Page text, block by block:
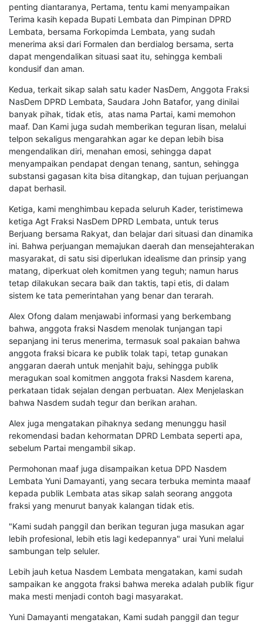
penting diantaranya, Pertama, tentu kami menyampaikan
Terima kasih kepada Bupati Lembata dan Pimpinan DPRD
Lembata, bersama Forkopimda Lembata, yang sudah
menerima aksi dari Formalen dan berdialog bersama, serta
dapat mengendalikan situasi saat itu, sehingga kembali
kondusif dan aman.
Kedua, terkait sikap salah satu kader NasDem, Anggota Fraksi
NasDem DPRD Lembata, Saudara John Batafor, yang dinilai
banyak pihak, tidak etis, atas nama Partai, kami memohon
maaf. Dan Kami juga sudah memberikan teguran lisan, melalui
telpon sekaligus mengarahkan agar ke depan lebih bisa
mengendalikan diri, menahan emosi, sehingga dapat
menyampaikan pendapat dengan tenang, santun, sehingga
substansi gagasan kita bisa ditangkap, dan tujuan perjuangan
dapat berhasil.
Ketiga, kami menghimbau kepada seluruh Kader, teristimewa
ketiga Agt Fraksi NasDem DPRD Lembata, untuk terus
Berjuang bersama Rakyat, dan belajar dari situasi dan dinamika
ini. Bahwa perjuangan memajukan daerah dan mensejahterakan
masyarakat, di satu sisi diperlukan idealisme dan prinsip yang
matang, diperkuat oleh komitmen yang teguh; namun harus
tetap dilakukan secara baik dan taktis, tapi etis, di dalam
sistem ke tata pemerintahan yang benar dan terarah.
Alex Ofong dalam menjawabi informasi yang berkembang
bahwa, anggota fraksi Nasdem menolak tunjangan tapi
sepanjang ini terus menerima, termasuk soal pakaian bahwa
anggota fraksi bicara ke publik tolak tapi, tetap gunakan
anggaran daerah untuk menjahit baju, sehingga publik
meragukan soal komitmen anggota fraksi Nasdem karena,
perkataan tidak sejalan dengan perbuatan. Alex Menjelaskan
bahwa Nasdem sudah tegur dan berikan arahan.
Alex juga mengatakan pihaknya sedang menunggu hasil
rekomendasi badan kehormatan DPRD Lembata seperti apa,
sebelum Partai mengambil sikap.
Permohonan maaf juga disampaikan ketua DPD Nasdem
Lembata Yuni Damayanti, yang secara terbuka meminta maaaf
kepada publik Lembata atas sikap salah seorang anggota
fraksi yang menurut banyak kalangan tidak etis.
"Kami sudah panggil dan berikan teguran juga masukan agar
lebih profesional, lebih etis lagi kedepannya" urai Yuni melalui
sambungan telp seluler.
Lebih jauh ketua Nasdem Lembata mengatakan, kami sudah
sampaikan ke anggota fraksi bahwa mereka adalah publik figur
maka mesti menjadi contoh bagi masyarakat.
Yuni Damayanti mengatakan, Kami sudah panggil dan tegur